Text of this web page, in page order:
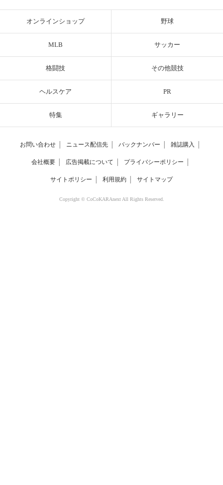
オンラインショップ 野球
MLB サッカー
格闘技 その他競技
ヘルスケア PR
特集 ギャラリー
お問い合わせ ニュース配信先 バックナンバー 雑誌購入
会社概要 広告掲載について プライバシーポリシー
サイトポリシー 利用規約 サイトマップ
Copyright © CoCoKARAnext All Rights Reserved.